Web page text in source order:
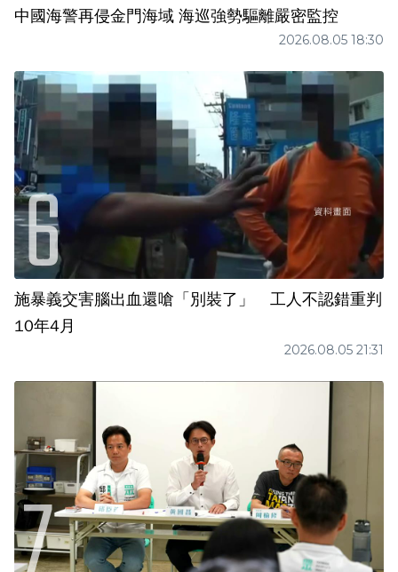
中國海警再侵金門海域 海巡強勢驅離嚴密監控
2026.08.05 18:30
施暴義交害腦出血還嗆「別裝了」 工人不認錯重判
10年4月
2026.08.05 21:31